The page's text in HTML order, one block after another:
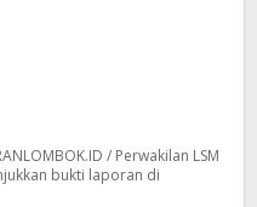
/ Perwakilan LSM
bukti laporan di